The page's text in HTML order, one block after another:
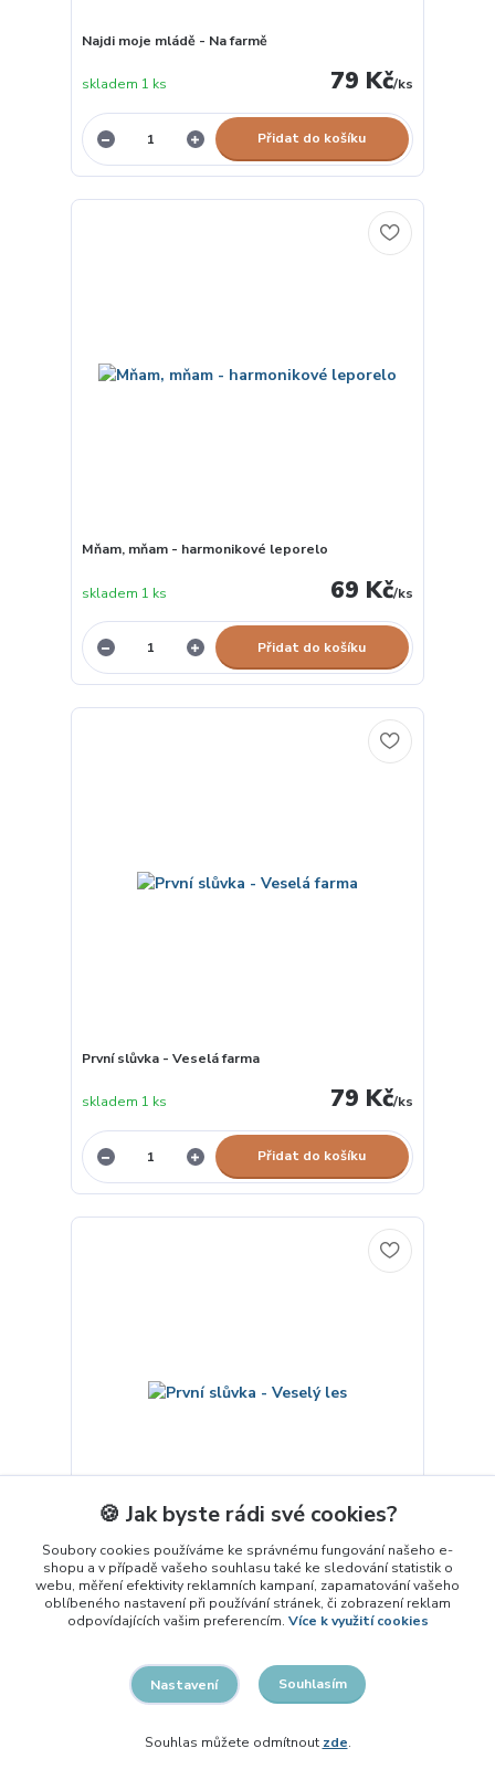
Najdi moje mládě - Na farmě
79 Kč/ks
skladem 1 ks
Přidat do košíku
Mňam, mňam - harmonikové leporelo
69 Kč/ks
skladem 1 ks
Přidat do košíku
První slůvka - Veselá farma
79 Kč/ks
skladem 1 ks
Přidat do košíku
První slůvka - Veselý les
79 Kč/ks
skladem 1 ks
Přidat do košíku
🍪 Jak byste rádi své cookies?
Soubory cookies používáme ke správnému fungování našeho e-
shopu a v případě vašeho souhlasu také ke sledování statistik o
webu, měření efektivity reklamních kampaní, zapamatování vašeho
oblíbeného nastavení při používání stránek, či zobrazení reklam
odpovídajících vašim preferencím. Více k využití cookies
Nastavení Souhlasím
Souhlas můžete odmítnout zde.